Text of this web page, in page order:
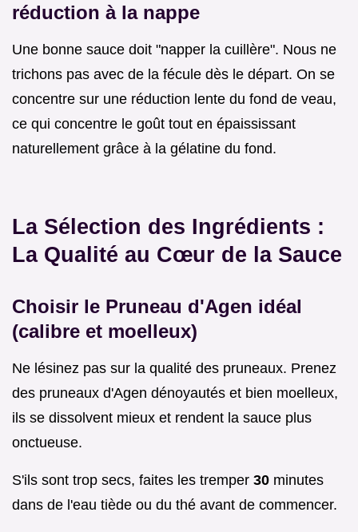
réduction à la nappe
Une bonne sauce doit "napper la cuillère". Nous ne
trichons pas avec de la fécule dès le départ. On se
concentre sur une réduction lente du fond de veau,
ce qui concentre le goût tout en épaississant
naturellement grâce à la gélatine du fond.
La Sélection des Ingrédients :
La Qualité au Cœur de la Sauce
Choisir le Pruneau d'Agen idéal
(calibre et moelleux)
Ne lésinez pas sur la qualité des pruneaux. Prenez
des pruneaux d'Agen dénoyautés et bien moelleux,
ils se dissolvent mieux et rendent la sauce plus
onctueuse.
S'ils sont trop secs, faites les tremper 30 minutes
dans de l'eau tiède ou du thé avant de commencer.